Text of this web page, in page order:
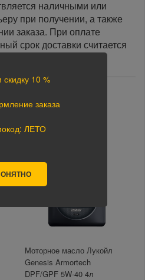
наличными или
при получении, а также
заказа. При оплате
срок доставки считается
Моторное масло Лукойл
Genesis Armortech
DPF/GPF 5W-40 4л
10 %
заказа
ЛЕТО